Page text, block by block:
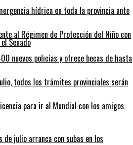
hídrica en toda la provincia ante
al Régimen de Protección del Niño con
Senado
nuevos policías y ofrece becas de hasta
todos los trámites provinciales serán
para ir al Mundial con los amigos:
de julio arranca con subas en los